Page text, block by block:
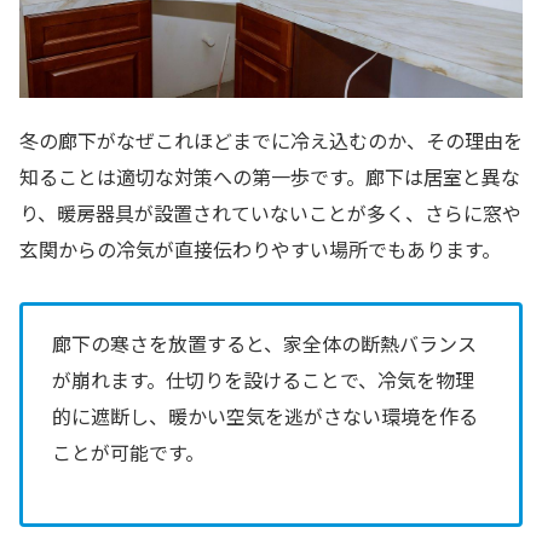
冬の廊下がなぜこれほどまでに冷え込むのか、その理由を
知ることは適切な対策への第一歩です。廊下は居室と異な
り、暖房器具が設置されていないことが多く、さらに窓や
玄関からの冷気が直接伝わりやすい場所でもあります。
廊下の寒さを放置すると、家全体の断熱バランス
が崩れます。仕切りを設けることで、冷気を物理
的に遮断し、暖かい空気を逃がさない環境を作る
ことが可能です。